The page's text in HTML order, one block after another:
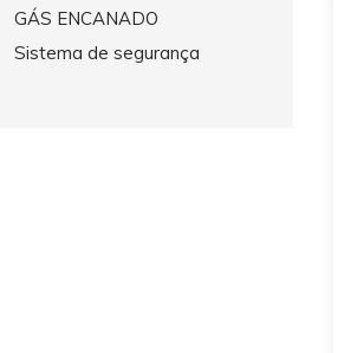
GÁS ENCANADO
Sistema de segurança